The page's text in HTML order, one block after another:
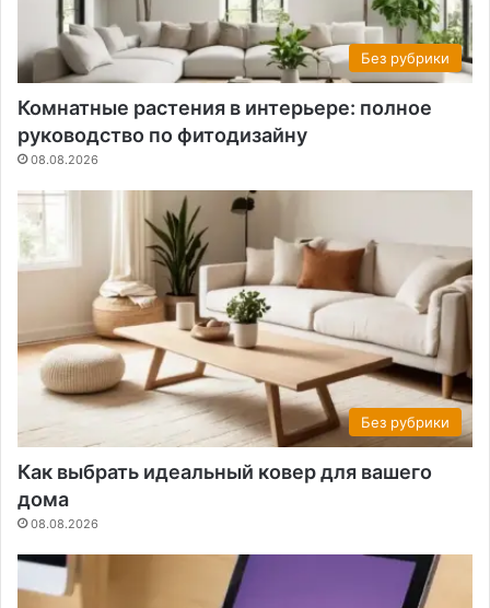
Без рубрики
Комнатные растения в интерьере: полное
руководство по фитодизайну
08.08.2026
Без рубрики
Как выбрать идеальный ковер для вашего
дома
08.08.2026